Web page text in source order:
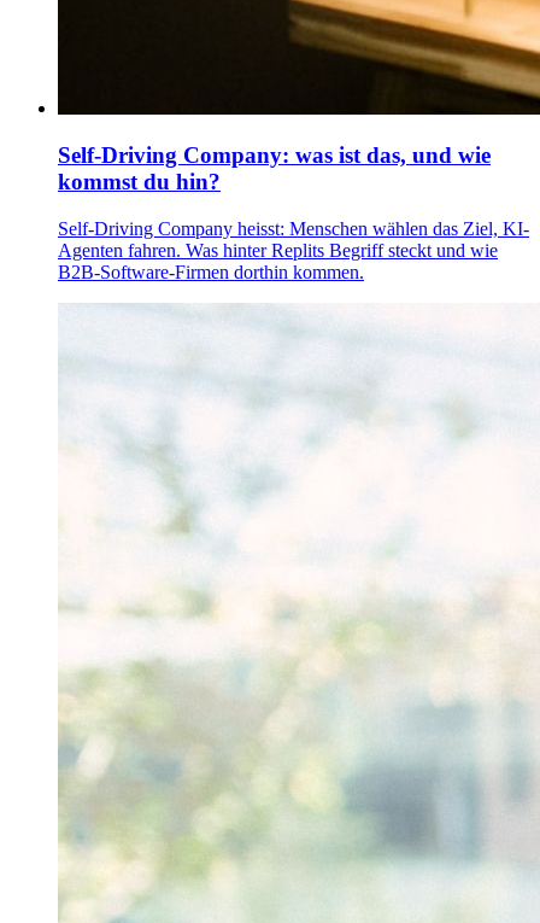
Self-Driving Company: was ist das, und wie
kommst du hin?
Self-Driving Company heisst: Menschen wählen das Ziel, KI-
Agenten fahren. Was hinter Replits Begriff steckt und wie
B2B-Software-Firmen dorthin kommen.